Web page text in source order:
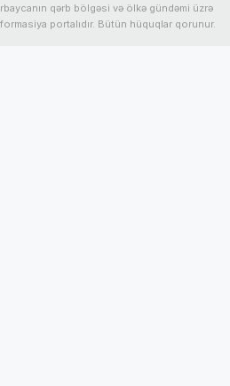
qərb bölgəsi və ölkə gündəmi üzrə
portalıdır. Bütün hüquqlar qorunur.